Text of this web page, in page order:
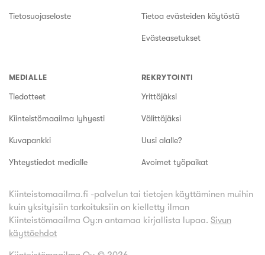
Tietosuojaseloste Tietoa evästeiden käytöstä
Evästeasetukset
MEDIALLE
Tiedotteet
Kiinteistömaailma lyhyesti
Kuvapankki
Yhteystiedot medialle
REKRYTOINTI
Yrittäjäksi
Välittäjäksi
Uusi alalle?
Avoimet työpaikat
Kiinteistomaailma.fi -palvelun tai tietojen käyttäminen muihin
kuin yksityisiin tarkoituksiin on kielletty ilman
Kiinteistömaailma Oy:n antamaa kirjallista lupaa. Sivun
käyttöehdot